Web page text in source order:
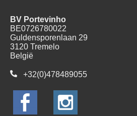
BV Portevinho
BE0726780022
Guldensporenlaan 29
3120 Tremelo
België
+32(0)478489055